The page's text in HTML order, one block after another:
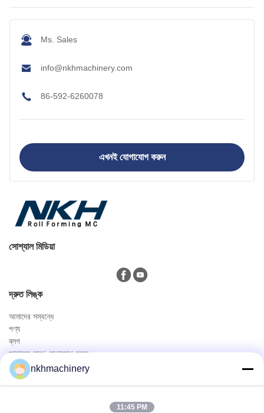
Ms. Sales
info@nkhmachinery.com
86-592-6260078
এখনই যোগাযোগ করুন
সোশ্যাল মিডিয়া
দ্রুত লিঙ্ক
আমাদের সম্বন্ধে
পণ্য
ব্লগ
আমাদের সাথে যোগাযোগ করুন
পণ্য
ছাদ প্যানেল রোল বিরচন মেশিন
nkhmachinery
11:45 PM